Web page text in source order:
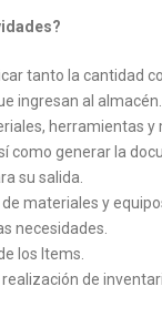
tanto la cantidad
ingresan al almacén.
herramientas y
como generar la
su salida.
materiales y
necesidades.
los Items.
de